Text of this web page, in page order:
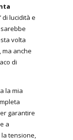
di lucidità e
volta
ma anche
di
la mia
garantire
a
tensione,